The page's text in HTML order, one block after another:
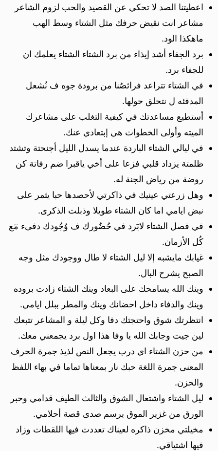
اعطيتنا الصد لا تحكي عن القصيد والحب لزوم الشاعر
مشاعر انت نقيض حرفك مثل الشتاء وسط الهب
ماهكذا الود.
برد الجفاء أشد إيذاء من برد الشتاء الشتاء يعلمك ان
للجفاء برد.
في الشتاء تتراعد فرائصُنا من برودة جوه ف نُشعل
المدفئه ل نتحلق حولها.
أستطيع مساعدتك في كيفية التغلب على مشاعرك
الميته وأولى الخطوات هي إبتعادي عنك.
في ليالي الشتاء الباردة عندما يسدل الليل أجنحتة وتشتد
ظلمتة يزداد قلبي فزعا على أخي ياقبرا ضم رفاتة كن
روضة من رياض الجنة له.
وهل زرعتي عينيك في ذاكرتي لأحصدها حبا يثمر على
نبض ايامي اما كان الشتاء طويلا وذبلت الذكرى.
في فصل الشتاء لابٓرد في حُضُورك ف وُجُودك دفىء مٓع
كُل الأزمان.
غيابك مايشبه إلا ليل الشتاء لا طال ووجودك مثل وجه
الصبح يشرح البال.
وينك الله يسامحك على البعاد وينك الشتاء زادت بروده
وينك والدفاء داخل احضانك وينك والمطر ببلل ايامي.
انتظرتك شوق واحتجتك دفا وكل ليلة و المشاعر تتبعك
لين جيت وجابك الله يا وفا هذا اول برد يجمعني معك.
من حزن الشتاء اي درب يجعل النص لذيذ جمرة الحرف
المعنى جمرة اللغة حبك نار بمعناها تماما في بهاء اللفظ
والحزن.
ليل الشتاء واشتعال الشوق والثالث الطيف قدامي وحبر
الورق من غزير الموق يرسم صدى قصة أحلامي.
مخيلتي مخزن ذاكره لعيناك تعددت فيها اللقطات وزاد
فيها اشتياقي.